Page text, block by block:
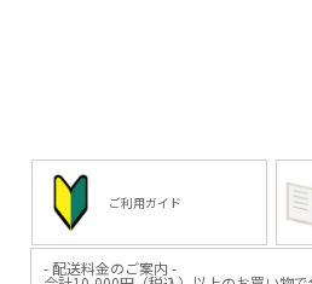
商品画像のリンクから飛べる、
商品ページの下部から読めます！
▶︎または、日本いいもの屋トップペ
「作り手取材記」大西製作所のペー
ジより。
商
▶︎
ー
「
ジ
ご利用ガイド
- 配送料金のご案内 -